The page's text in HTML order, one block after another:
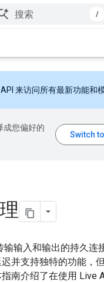
/
来访问所有最新功能和模
成您偏好的
输入和输出的持久连
并支持独特的功能，
南介绍了在使用 Live